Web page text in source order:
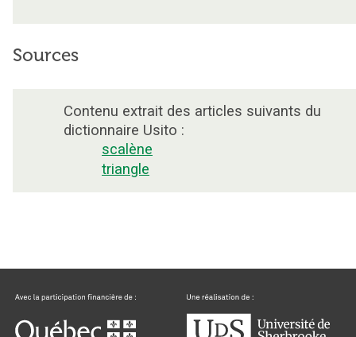
Sources
Contenu extrait des articles suivants du
dictionnaire Usito :
scalène
triangle